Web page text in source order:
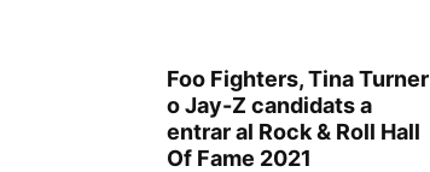
Foo Fighters, Tina Turner
o Jay-Z candidats a
entrar al Rock & Roll Hall
Of Fame 2021